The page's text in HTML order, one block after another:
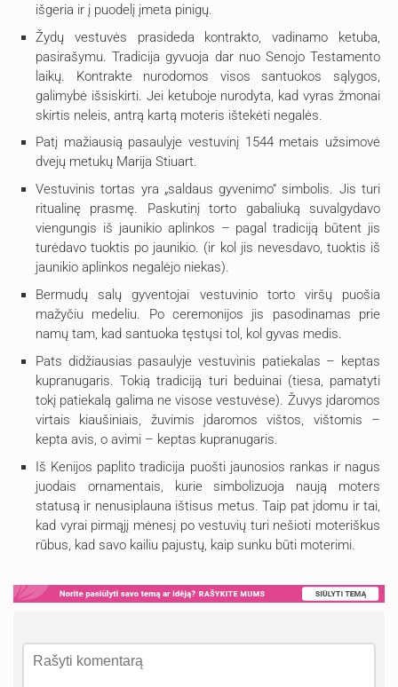
išgeria ir į puodelį įmeta pinigų.
Žydų vestuvės prasideda kontrakto, vadinamo ketuba,
pasirašymu. Tradicija gyvuoja dar nuo Senojo Testamento
laikų. Kontrakte nurodomos visos santuokos sąlygos,
galimybė išsiskirti. Jei ketuboje nurodyta, kad vyras žmonai
skirtis neleis, antrą kartą moteris ištekėti negalės.
Patį mažiausią pasaulyje vestuvinį 1544 metais užsimovė
dvejų metukų Marija Stiuart.
Vestuvinis tortas yra „saldaus gyvenimo“ simbolis. Jis turi
ritualinę prasmę. Paskutinį torto gabaliuką suvalgydavo
viengungis iš jaunikio aplinkos – pagal tradiciją būtent jis
turėdavo tuoktis po jaunikio. (ir kol jis nevesdavo, tuoktis iš
jaunikio aplinkos negalėjo niekas).
Bermudų salų gyventojai vestuvinio torto viršų puošia
mažyčiu medeliu. Po ceremonijos jis pasodinamas prie
namų tam, kad santuoka tęstųsi tol, kol gyvas medis.
Pats didžiausias pasaulyje vestuvinis patiekalas – keptas
kupranugaris. Tokią tradiciją turi beduinai (tiesa, pamatyti
tokį patiekalą galima ne visose vestuvėse). Žuvys įdaromos
virtais kiaušiniais, žuvimis įdaromos vištos, vištomis –
kepta avis, o avimi – keptas kupranugaris.
Iš Kenijos paplito tradicija puošti jaunosios rankas ir nagus
juodais ornamentais, kurie simbolizuoja naują moters
statusą ir nenusiplauna ištisus metus. Taip pat įdomu ir tai,
kad vyrai pirmąjį mėnesį po vestuvių turi nešioti moteriškus
rūbus, kad savo kailiu pajustų, kaip sunku būti moterimi.